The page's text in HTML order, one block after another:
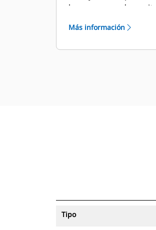
brocas se pueden
condiciones normales.
Más información
Tipo